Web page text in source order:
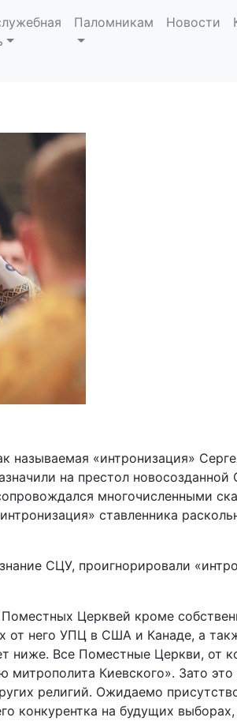
Паломникам Новости
называемая «интронизация»
на престол новосозданной
многочисленными
ставленника
СЦУ, проигнорировали
Церквей кроме
от него УПЦ в США и Канаде, а
ниже. Все Поместные Церкви, от
митрополита Киевского». Зато
религий. Ожидаемо
конкурентка на будущих